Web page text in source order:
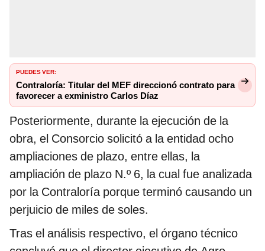
PUEDES VER:
Contraloría: Titular del MEF direccionó contrato para
favorecer a exministro Carlos Díaz
Posteriormente, durante la ejecución de la
obra, el Consorcio solicitó a la entidad ocho
ampliaciones de plazo, entre ellas, la
ampliación de plazo N.º 6, la cual fue analizada
por la Contraloría porque terminó causando un
perjuicio de miles de soles.
Tras el análisis respectivo, el órgano técnico